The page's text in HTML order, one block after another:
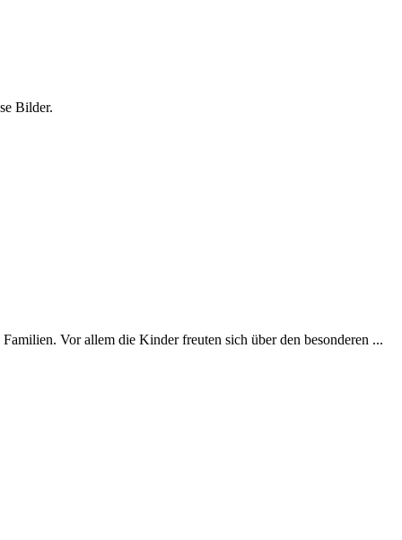
Bilder.
Vor allem die Kinder freuten sich über den besonderen ...